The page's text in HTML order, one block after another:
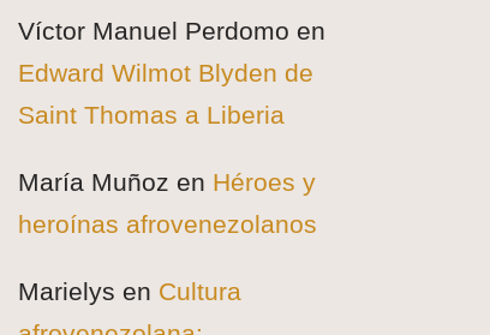
Víctor Manuel Perdomo en
Edward Wilmot Blyden de
Saint Thomas a Liberia
María Muñoz en Héroes y
heroínas afrovenezolanos
Marielys en Cultura